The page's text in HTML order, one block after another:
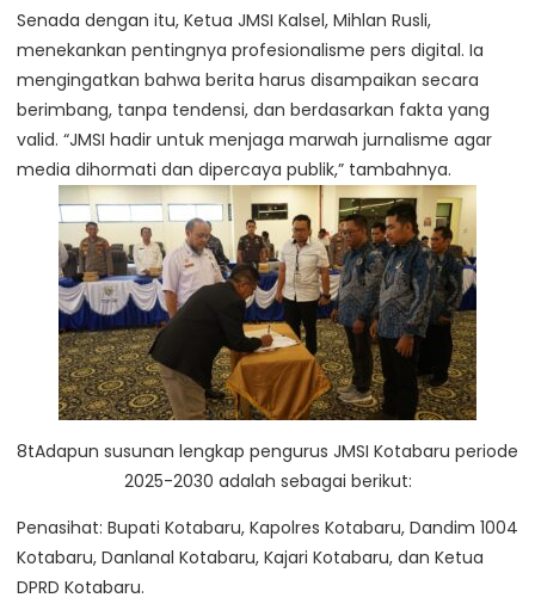
Senada dengan itu, Ketua JMSI Kalsel, Mihlan Rusli,
menekankan pentingnya profesionalisme pers digital. Ia
mengingatkan bahwa berita harus disampaikan secara
berimbang, tanpa tendensi, dan berdasarkan fakta yang
valid. “JMSI hadir untuk menjaga marwah jurnalisme agar
media dihormati dan dipercaya publik,” tambahnya.
8tAdapun susunan lengkap pengurus JMSI Kotabaru periode
2025-2030 adalah sebagai berikut:
Penasihat: Bupati Kotabaru, Kapolres Kotabaru, Dandim 1004
Kotabaru, Danlanal Kotabaru, Kajari Kotabaru, dan Ketua
DPRD Kotabaru.